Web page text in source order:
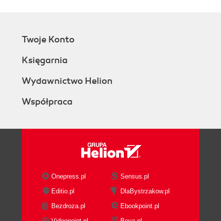
Steve crafts his UVP
Revenue Streams and Cost Structure
Revenue streams
Cost structure
structure and revenue streams
Key Metrics
Twoje Konto
Księgarnia
Wydawnictwo Helion
Współpraca
Onepress.pl
Sensus.pl
Editio.pl
DlaBystrzakow.pl
Bezdroza.pl
Ebookpoint.pl